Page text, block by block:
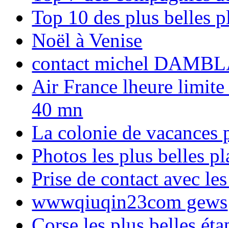
Top 10 des plus belles
Noël à Venise
contact michel
Air France lheure limite
40 mn
La colonie de vacances
Photos les plus belles
Prise de contact avec
wwwqiuqin23com gews